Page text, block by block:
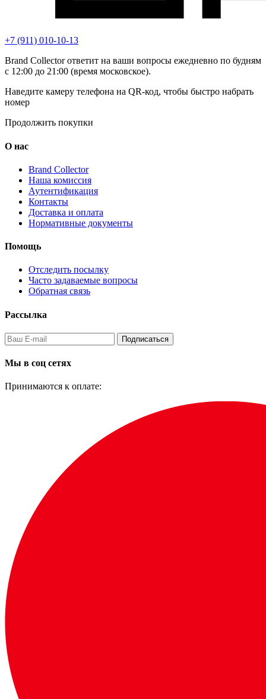
+7 (911) 010-10-13
Brand Collector ответит на ваши вопросы ежедневно по будням
с 12:00 до 21:00 (время московское).
Наведите камеру телефона на QR-код, чтобы быстро набрать
номер
Продолжить покупки
О нас
Brand Collector
Наша комиссия
Аутентификация
Контакты
Доставка и оплата
Нормативные документы
Помощь
Отследить посылку
Часто задаваемые вопросы
Обратная связь
Рассылка
Подписаться
Мы в соц сетях
Принимаются к оплате: